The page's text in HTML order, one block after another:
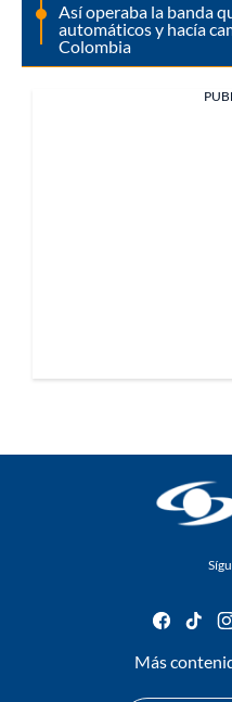
Así operaba la banda
automáticos y hacía
Colombia
Más